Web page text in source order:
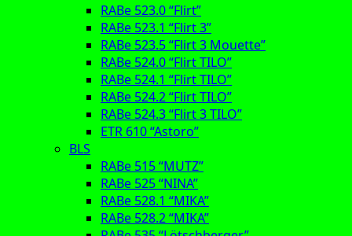
RABe 523.0 “Flirt”
RABe 523.1 “Flirt 3”
RABe 523.5 “Flirt 3 Mouette”
RABe 524.0 “Flirt TILO”
RABe 524.1 “Flirt TILO”
RABe 524.2 “Flirt TILO”
RABe 524.3 “Flirt 3 TILO”
ETR 610 “Astoro”
BLS
RABe 515 “MUTZ”
RABe 525 “NINA”
RABe 528.1 “MIKA”
RABe 528.2 “MIKA”